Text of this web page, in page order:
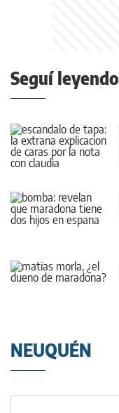
Seguí leyendo
NEUQUÉN